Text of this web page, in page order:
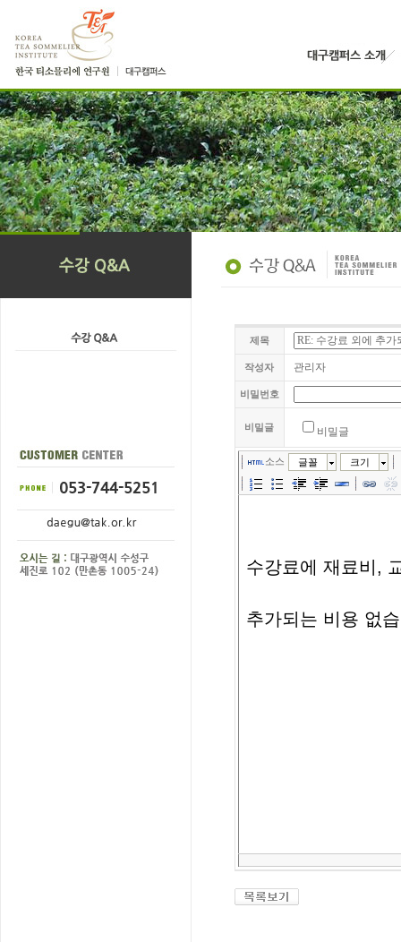
제목
작성자 관리자
비밀번호
비밀글 비밀글
소스 글꼴 크기